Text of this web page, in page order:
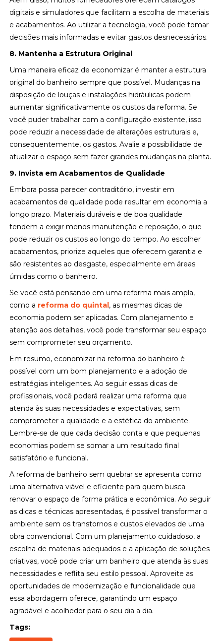
digitais e simuladores que facilitam a escolha de materiais
e acabamentos. Ao utilizar a tecnologia, você pode tomar
decisões mais informadas e evitar gastos desnecessários.
8. Mantenha a Estrutura Original
Uma maneira eficaz de economizar é manter a estrutura
original do banheiro sempre que possível. Mudanças na
disposição de louças e instalações hidráulicas podem
aumentar significativamente os custos da reforma. Se
você puder trabalhar com a configuração existente, isso
pode reduzir a necessidade de alterações estruturais e,
consequentemente, os gastos. Avalie a possibilidade de
atualizar o espaço sem fazer grandes mudanças na planta.
9. Invista em Acabamentos de Qualidade
Embora possa parecer contraditório, investir em
acabamentos de qualidade pode resultar em economia a
longo prazo. Materiais duráveis e de boa qualidade
tendem a exigir menos manutenção e reposição, o que
pode reduzir os custos ao longo do tempo. Ao escolher
acabamentos, priorize aqueles que oferecem garantia e
são resistentes ao desgaste, especialmente em áreas
úmidas como o banheiro.
Se você está pensando em uma reforma mais ampla,
como a reforma do quintal, as mesmas dicas de
economia podem ser aplicadas. Com planejamento e
atenção aos detalhes, você pode transformar seu espaço
sem comprometer seu orçamento.
Em resumo, economizar na reforma do banheiro é
possível com um bom planejamento e a adoção de
estratégias inteligentes. Ao seguir essas dicas de
profissionais, você poderá realizar uma reforma que
atenda às suas necessidades e expectativas, sem
comprometer a qualidade e a estética do ambiente.
Lembre-se de que cada decisão conta e que pequenas
economias podem se somar a um resultado final
satisfatório e funcional.
A reforma de banheiro sem quebrar se apresenta como
uma alternativa viável e eficiente para quem busca
renovar o espaço de forma prática e econômica. Ao seguir
as dicas e técnicas apresentadas, é possível transformar o
ambiente sem os transtornos e custos elevados de uma
obra convencional. Com um planejamento cuidadoso, a
escolha de materiais adequados e a aplicação de soluções
criativas, você pode criar um banheiro que atenda às suas
necessidades e reflita seu estilo pessoal. Aproveite as
oportunidades de modernização e funcionalidade que
essa abordagem oferece, garantindo um espaço
agradável e acolhedor para o seu dia a dia.
Tags: